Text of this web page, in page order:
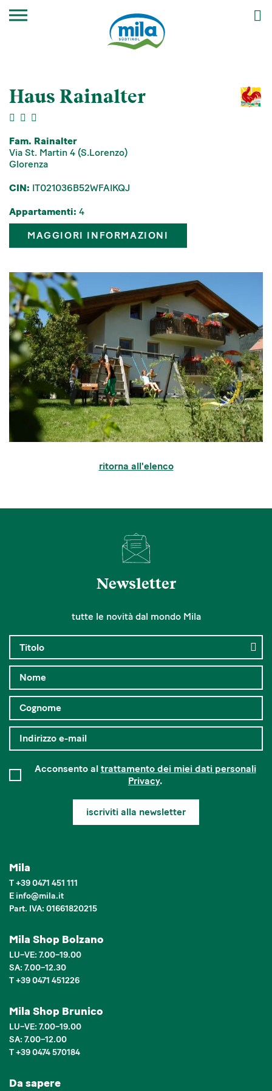
Haus Rainalter
Fam. Rainalter
Via St. Martin 4 (S.Lorenzo)
Glorenza
CIN: IT021036B52WFAIKQJ
Appartamenti: 4
MAGGIORI INFORMAZIONI
ritorna all'elenco
Newsletter
tutte le novità dal mondo Mila
Acconsento al trattamento dei miei dati personali
Privacy.
iscriviti alla newsletter
Mila
T+39 0471 451 111
E info@mila.it
Part. IVA: 01661820215
Mila Shop Bolzano
LU–VE: 7.00–19.00
SA: 7.00–12.30
T +39 0471 451226
Mila Shop Brunico
LU–VE: 7.00–19.00
SA: 7.00–12.00
T +39 0474 570184
Da sapere